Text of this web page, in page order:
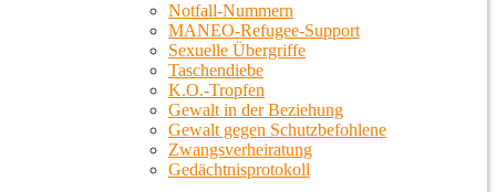
Notfall-Nummern
MANEO-Refugee-Support
Sexuelle Übergriffe
Taschendiebe
K.O.-Tropfen
Gewalt in der Beziehung
Gewalt gegen Schutzbefohlene
Zwangsverheiratung
Gedächtnisprotokoll